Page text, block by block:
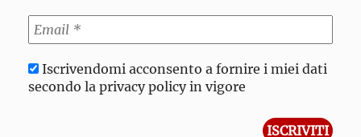
Iscrivendomi acconsento a fornire i miei dati
secondo la privacy policy in vigore